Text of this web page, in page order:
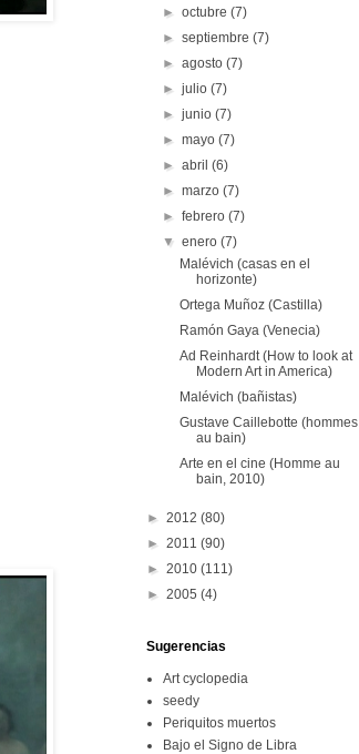
►octubre(7)
►septiembre(7)
►agosto(7)
►julio(7)
►junio(7)
►mayo(7)
►abril(6)
►marzo(7)
►febrero(7)
▼enero(7)
Malévich (casas en el
horizonte)
Ortega Muñoz (Castilla)
Ramón Gaya (Venecia)
Ad Reinhardt (How to look at
Modern Art in America)
Malévich (bañistas)
Gustave Caillebotte (hommes
au bain)
Arte en el cine (Homme au
bain, 2010)
► 2012 (80)
► 2011 (90)
► 2010 (111)
► 2005 (4)
Sugerencias
Art cyclopedia
seedy
Periquitos muertos
Bajo el Signo de Libra